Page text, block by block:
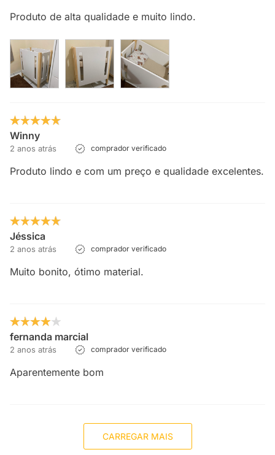
Produto de alta qualidade e muito lindo.
Winny
2 anos atrás comprador verificado
Produto lindo e com um preço e qualidade excelentes.
Jéssica
2 anos atrás comprador verificado
Muito bonito, ótimo material.
fernanda marcial
2 anos atrás comprador verificado
Aparentemente bom
CARREGAR MAIS